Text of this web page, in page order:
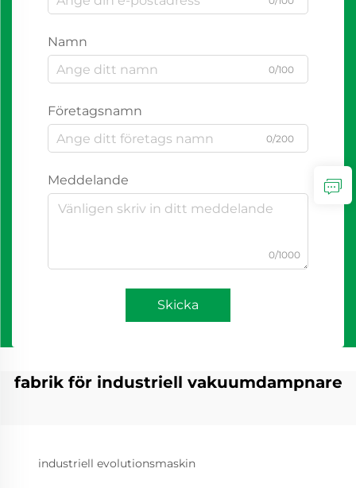
Namn
0/100
Företagsnamn
0/200
Meddelande
0/1000
Skicka
fabrik för industriell vakuumdampnare
industriell evolutionsmaskin